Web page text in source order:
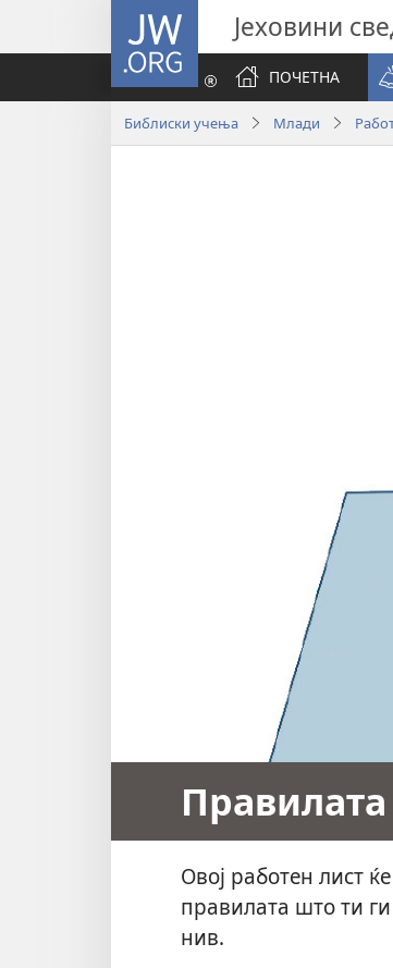
JW.ORG Јеховини
ПОЧЕТНА
Библиски учења Млади
Овој работен лист
правилата што ти
нив.